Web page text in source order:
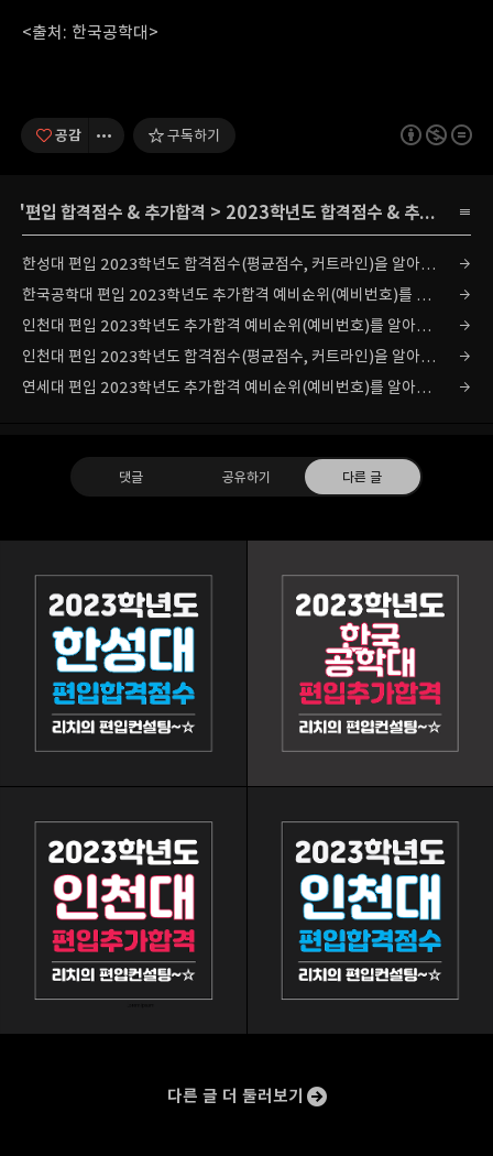
<출처: 한국공학대>
공감 구독하기
'편입 합격점수 & 추가합격 > 2023학년도 합격점수 & 추가합격 ' 카
한성대 편입 2023학년도 합격점수(평균점수, 커트라인)을 알아보자!
한국공학대 편입 2023학년도 추가합격 예비순위(예비번호)를 알아보자!
인천대 편입 2023학년도 추가합격 예비순위(예비번호)를 알아보자!
인천대 편입 2023학년도 합격점수(평균점수, 커트라인)을 알아보자!
연세대 편입 2023학년도 추가합격 예비순위(예비번호)를 알아보자!
댓글 공유하기 다른 글
리치의 편입컨설팅
모집요강,경쟁률,합격점수,추가합격 등 편입정보 제공
구독하기
구독하기 카카오톡 라인
다른 글 더 둘러보기